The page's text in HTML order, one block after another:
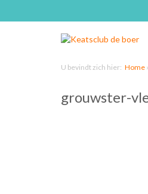
U bevindt zich hier: Home
grouwster-